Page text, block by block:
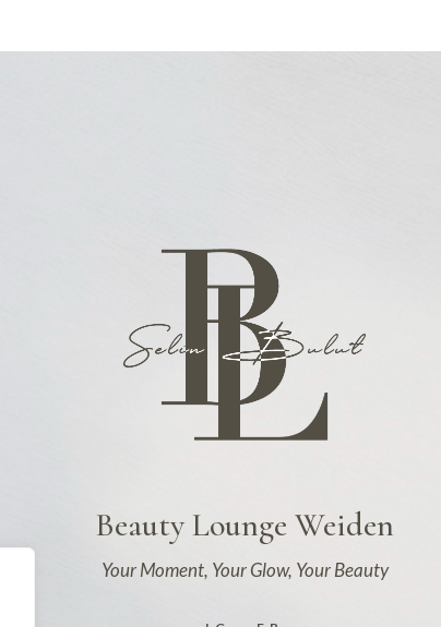
Beauty Lounge Weiden
Your Moment, Your Glow, Your Beauty